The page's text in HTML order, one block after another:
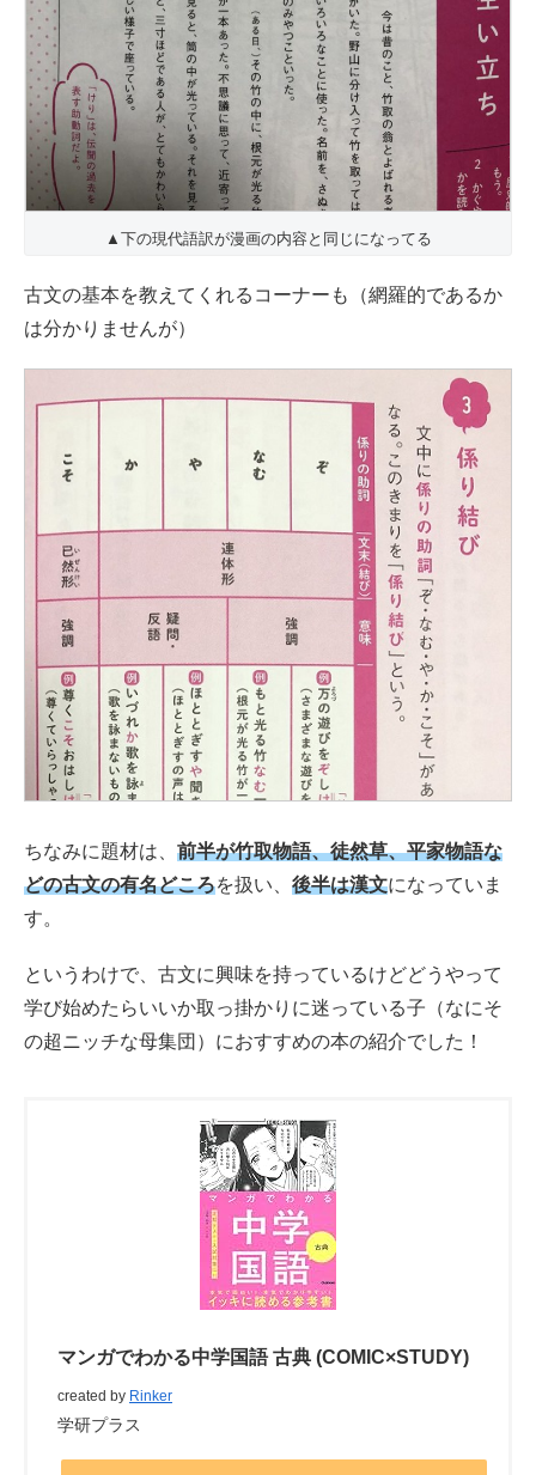
▲下の現代語訳が漫画の内容と同じになってる
古文の基本を教えてくれるコーナーも（網羅的であるか
は分かりませんが）
ちなみに題材は、 前半が竹取物語、徒然草、平家物語な
どの古文の有名どころを扱い、 後半は漢文になっていま
す。
というわけで、古文に興味を持っているけどどうやって
学び始めたらいいか取っ掛かりに迷っている子（なにそ
の超ニッチな母集団）におすすめの本の紹介でした！
マンガでわかる中学国語 古典 (COMIC×STUDY)
created by Rinker
学研プラス